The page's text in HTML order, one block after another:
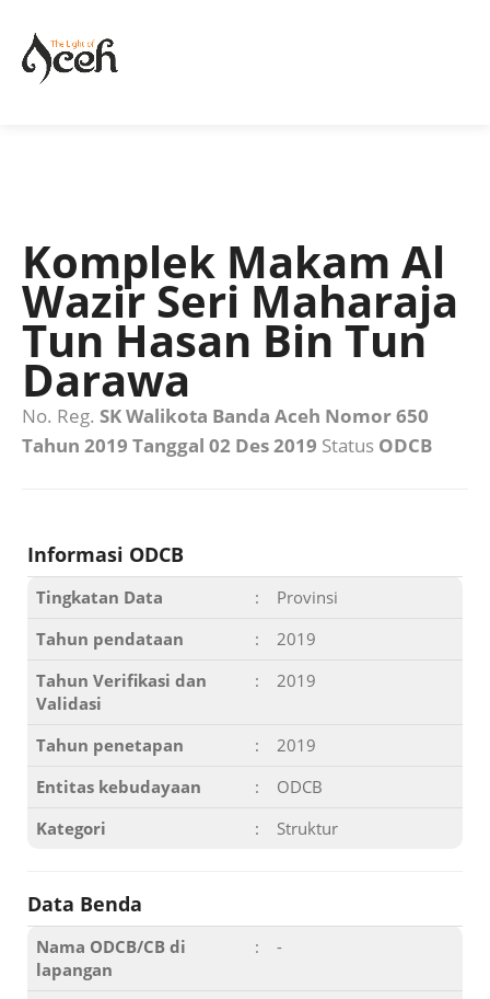
Komplek Makam Al
Wazir Seri Maharaja
Tun Hasan Bin Tun
Darawa
No. Reg. SK Walikota Banda Aceh Nomor 650
Tahun 2019 Tanggal 02 Des 2019 Status ODCB
Informasi ODCB
Tingkatan Data :
Provinsi
Tahun pendataan
:
2019
Tahun Verifikasi dan
Validasi
: 2019
Tahun penetapan :
2019
Entitas kebudayaan
:
ODCB
Kategori
: Struktur
Data Benda
Nama ODCB/CB di
lapangan
: -